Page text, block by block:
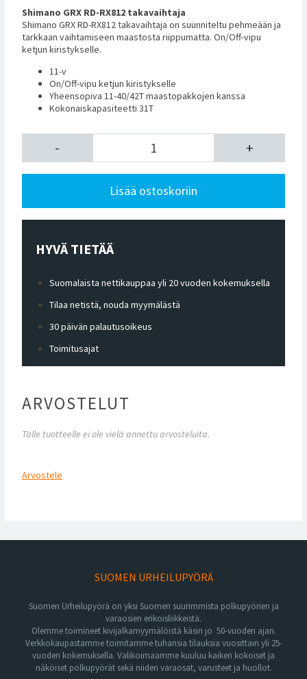
Shimano GRX RD-RX812 takavaihtaja
Shimano GRX RD-RX812 takavaihtaja on suunniteltu pehmeään ja
tarkkaan vaihtamiseen maastosta riippumatta. On/Off-vipu
ketjun kiristykselle.
11-v
On/Off-vipu ketjun kiristykselle
Yheensopiva 11-40/42T maastopakkojen kanssa
Kokonaiskapasiteetti 31T
- +
Lisää ostoskoriin
HYVÄ TIETÄÄ
Suomalaista nettikauppaa yli 20 vuoden kokemuksella
Tilaa netistä, nouda myymälästä
30 päivän palautusoikeus
Toimitusajat
ARVOSTELUT
Tälle tuotteelle ei ole vielä annettu arvosteluita.
Arvostele
SUOMEN URHEILUPYÖRÄ
Suomen Urheilupyörä on yksi Suomen suurimmista polkupyörien ja
varaosien erikoisliikkeistä.
Olemme toimineet kivijalkamyymälöistä käsin jo 50-vuoden ajan.
Verkkokaupastamme toimitamme tuhansia tilauksia vuosittain yli 25-
vuoden kokemuksella. Valikoimaamme kuuluu kaiken kokoiset ja
näköiset polkupyörät sekä niiden varaosat, varusteet ja huollot.